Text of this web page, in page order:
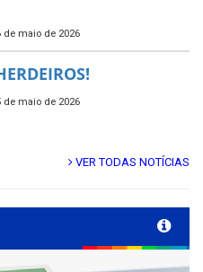
de maio de 2026
de maio de 2026
VER TODAS NOTÍCIAS